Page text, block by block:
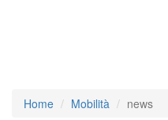
Home Mobilità news